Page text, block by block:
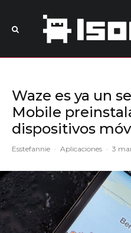
Waze es ya un
Mobile
dispositivos
Esstefannie · Aplicaciones · 3